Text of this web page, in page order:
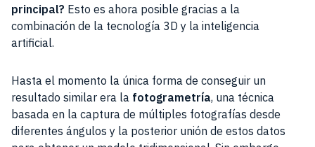
principal? Esto es ahora posible gracias a la
combinación de la tecnología 3D y la inteligencia
artificial.
Hasta el momento la única forma de conseguir un
resultado similar era la fotogrametría, una técnica
basada en la captura de múltiples fotografías desde
diferentes ángulos y la posterior unión de estos datos